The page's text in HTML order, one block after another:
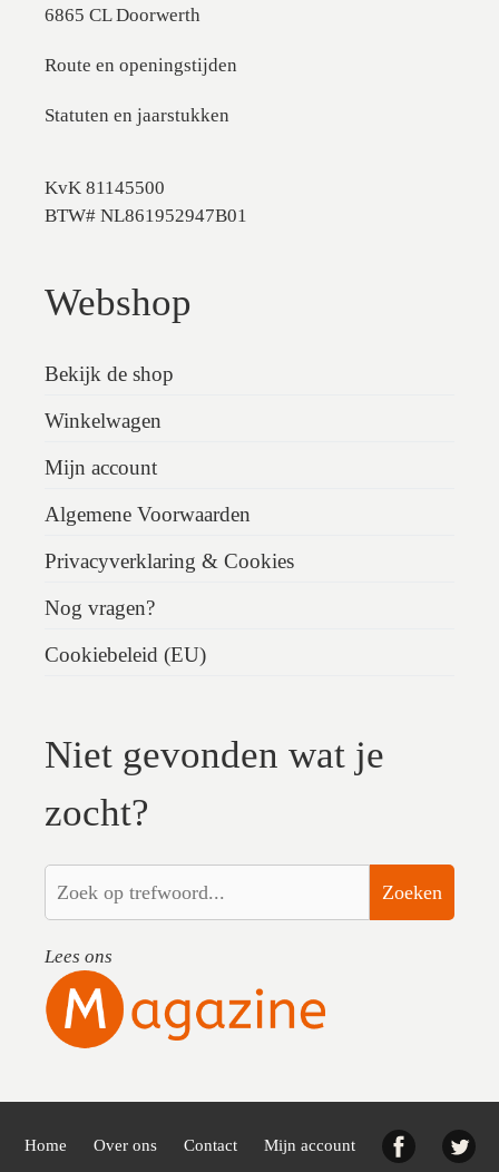
6865 CL Doorwerth
Route en openingstijden
Statuten en jaarstukken
KvK 81145500
BTW# NL861952947B01
Webshop
Bekijk de shop
Winkelwagen
Mijn account
Algemene Voorwaarden
Privacyverklaring & Cookies
Nog vragen?
Cookiebeleid (EU)
Niet gevonden wat je
zocht?
Zoeken
Lees ons
Home Over ons Contact Mijn account Facebook